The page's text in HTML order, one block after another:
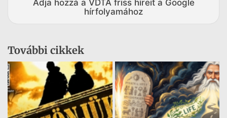
Adja hozzá a VDTA friss híreit a Google
hírfolyamához
További cikkek